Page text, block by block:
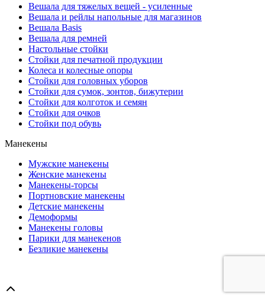
Вешала для тяжелых вещей - усиленные
Вешала и рейлы напольные для магазинов
Вешала Basis
Вешала для ремней
Настольные стойки
Стойки для печатной продукции
Колеса и колесные опоры
Стойки для головных уборов
Стойки для сумок, зонтов, бижутерии
Стойки для колготок и семян
Стойки для очков
Стойки под обувь
Манекены
Мужские манекены
Женские манекены
Манекены-торсы
Портновские манекены
Детские манекены
Демоформы
Манекены головы
Парики для манекенов
Безликие манекены